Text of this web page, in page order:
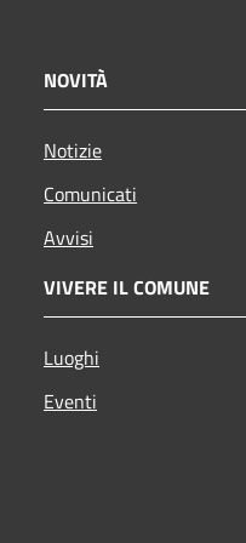
NOVITÀ
Notizie
Comunicati
Avvisi
VIVERE IL COMUNE
Luoghi
Eventi